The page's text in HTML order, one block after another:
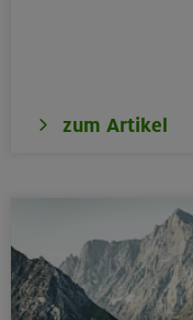
zum Artikel